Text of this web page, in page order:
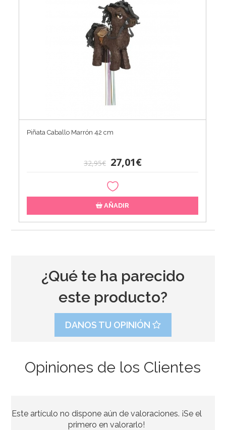
Piñata Caballo Marrón 42 cm
32,95€ 27,01€
AÑADIR
2,95€
¿Qué te ha parecido
este producto?
DANOS TU OPINIÓN
Opiniones de los Clientes
Este artículo no dispone aún de valoraciones. ¡Se el
primero en valorarlo!